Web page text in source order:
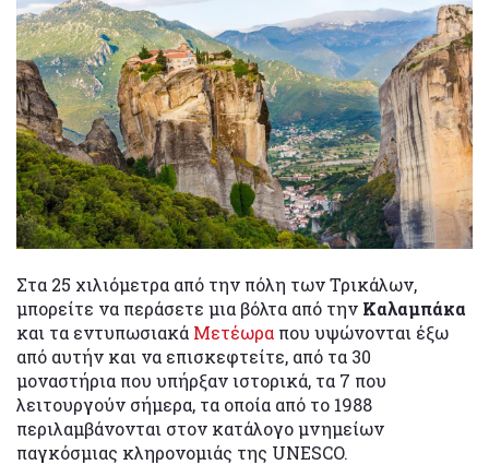
Στα 25 χιλιόμετρα από την πόλη των Τρικάλων,
μπορείτε να περάσετε μια βόλτα από την Καλαμπάκα
και τα εντυπωσιακά Μετέωρα που υψώνονται έξω
από αυτήν και να επισκεφτείτε, από τα 30
μοναστήρια που υπήρξαν ιστορικά, τα 7 που
λειτουργούν σήμερα, τα οποία από το 1988
περιλαμβάνονται στον κατάλογο μνημείων
παγκόσμιας κληρονομιάς της UNESCO.